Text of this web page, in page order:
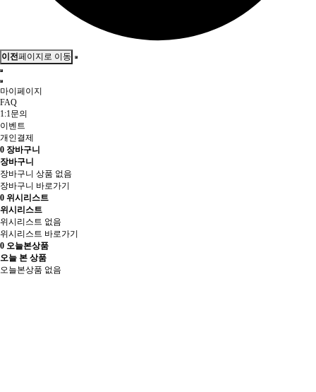
이전페이지로 이동
마이페이지
FAQ
1:1문의
이벤트
개인결제
0 장바구니
장바구니
장바구니 상품 없음
장바구니 바로가기
0 위시리스트
위시리스트
위시리스트 없음
위시리스트 바로가기
0 오늘본상품
오늘 본 상품
오늘본상품 없음